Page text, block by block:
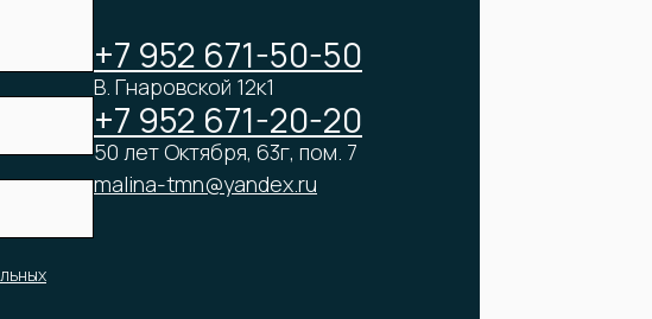
+7 952 671-50-50
В. Гнаровской 12к1
+7 952 671-20-20
50 лет Октября, 63г, пом. 7
malina-tmn@yandex.ru